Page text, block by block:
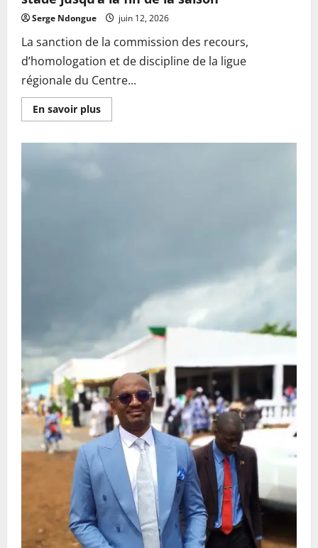
Serge Ndongue juin 12, 2026
La sanction de la commission des recours,
d’homologation et de discipline de la ligue
régionale du Centre...
En savoir plusEn
savoir